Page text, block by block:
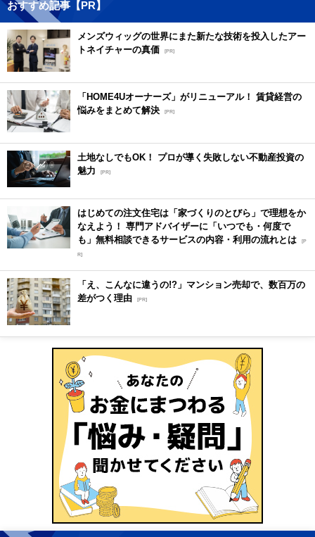
おすすめ記事【PR】
メンズウィッグの世界にまた新たな技術を投入したアー
トネイチャーの真価 [PR]
「HOME4Uオーナーズ」がリニューアル！ 賃貸経営の
悩みをまとめて解決 [PR]
土地なしでもOK！ プロが導く失敗しない不動産投資の
魅力
[PR]
はじめての注文住宅は「家づくりのとびら」で理想をか
なえよう！ 専門アドバイザーに「いつでも・何度で
も」無料相談できるサービスの内容・利用の流れとは [P
R]
「え、こんなに違うの!?」マンション売却で、数百万の
差がつく理由 [PR]